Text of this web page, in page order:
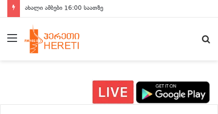
ახალი ამბები 16:00 საათზე
მენიუ